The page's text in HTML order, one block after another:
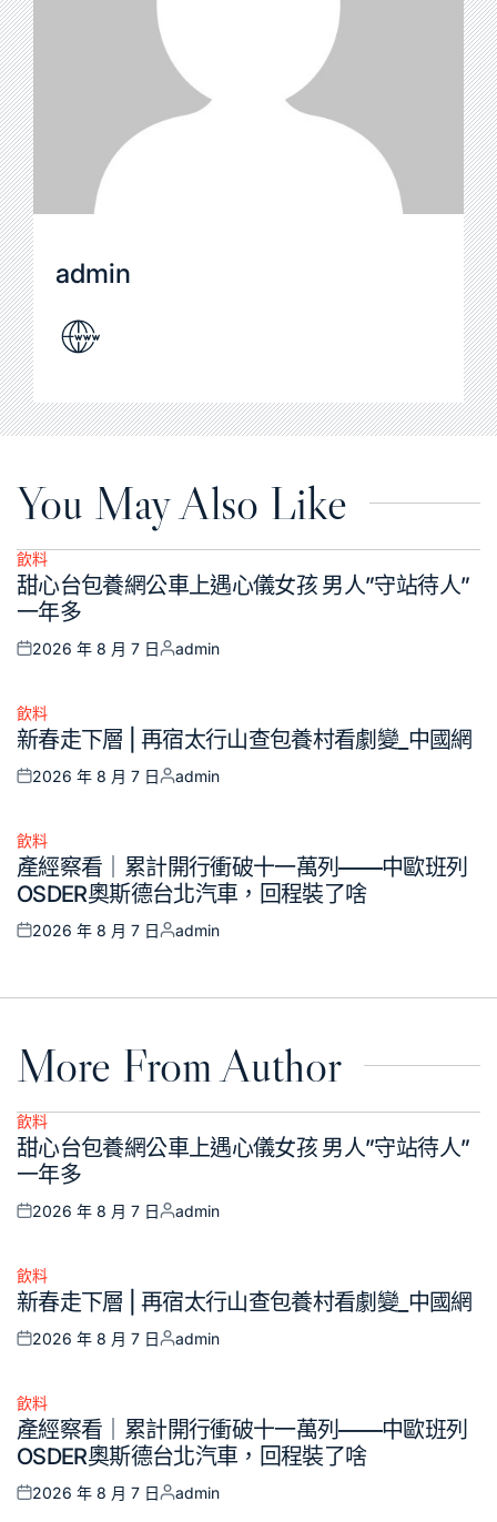
admin
You May Also Like
Posted
in
飲料
甜心台包養網公車上遇心儀女孩 男人”守站待人”
一年多
Posted
2026 年 8 月 7 日
Posted
admin
Posted
in
飲料
新春走下層 | 再宿太行山查包養村看劇變_中國網
Posted
2026 年 8 月 7 日
Posted
admin
Posted
in
飲料
產經察看｜累計開行衝破十一萬列——中歐班列
OSDER奧斯德台北汽車，回程裝了啥
Posted
2026 年 8 月 7 日
Posted
admin
More From Author
Posted
in
飲料
甜心台包養網公車上遇心儀女孩 男人”守站待人”
一年多
Posted
2026 年 8 月 7 日
Posted
admin
Posted
in
飲料
新春走下層 | 再宿太行山查包養村看劇變_中國網
Posted
2026 年 8 月 7 日
Posted
admin
Posted
in
飲料
產經察看｜累計開行衝破十一萬列——中歐班列
OSDER奧斯德台北汽車，回程裝了啥
Posted
2026 年 8 月 7 日
Posted
admin